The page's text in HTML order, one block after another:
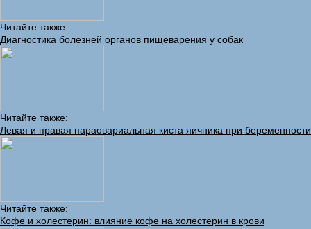
Читайте также:
Диагностика болезней органов пищеварения у собак
Читайте также:
Левая и правая параовариальная киста яичника при беременности
Читайте также:
Кофе и холестерин: влияние кофе на холестерин в крови